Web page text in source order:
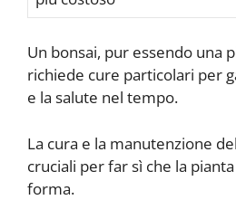
Un bonsai, pur essendo una
richiede cure particolari per
e la salute nel tempo.
La cura e la manutenzione
cruciali per far sì che la
forma.